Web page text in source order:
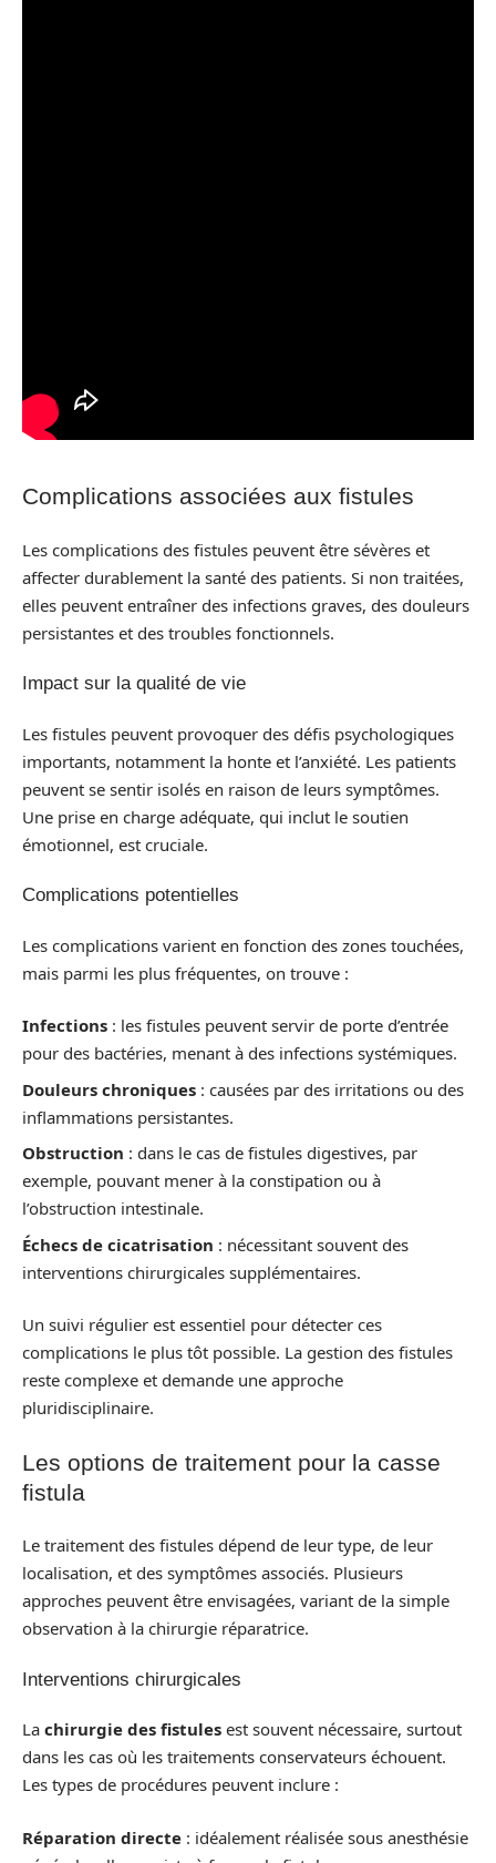
Complications associées aux fistules
Les complications des fistules peuvent être sévères et
affecter durablement la santé des patients. Si non traitées,
elles peuvent entraîner des infections graves, des douleurs
persistantes et des troubles fonctionnels.
Impact sur la qualité de vie
Les fistules peuvent provoquer des défis psychologiques
importants, notamment la honte et l’anxiété. Les patients
peuvent se sentir isolés en raison de leurs symptômes.
Une prise en charge adéquate, qui inclut le soutien
émotionnel, est cruciale.
Complications potentielles
Les complications varient en fonction des zones touchées,
mais parmi les plus fréquentes, on trouve :
Infections : les fistules peuvent servir de porte d’entrée
pour des bactéries, menant à des infections systémiques.
Douleurs chroniques : causées par des irritations ou des
inflammations persistantes.
Obstruction : dans le cas de fistules digestives, par
exemple, pouvant mener à la constipation ou à
l’obstruction intestinale.
Échecs de cicatrisation : nécessitant souvent des
interventions chirurgicales supplémentaires.
Un suivi régulier est essentiel pour détecter ces
complications le plus tôt possible. La gestion des fistules
reste complexe et demande une approche
pluridisciplinaire.
Les options de traitement pour la casse
fistula
Le traitement des fistules dépend de leur type, de leur
localisation, et des symptômes associés. Plusieurs
approches peuvent être envisagées, variant de la simple
observation à la chirurgie réparatrice.
Interventions chirurgicales
La chirurgie des fistules est souvent nécessaire, surtout
dans les cas où les traitements conservateurs échouent.
Les types de procédures peuvent inclure :
Réparation directe : idéalement réalisée sous anesthésie